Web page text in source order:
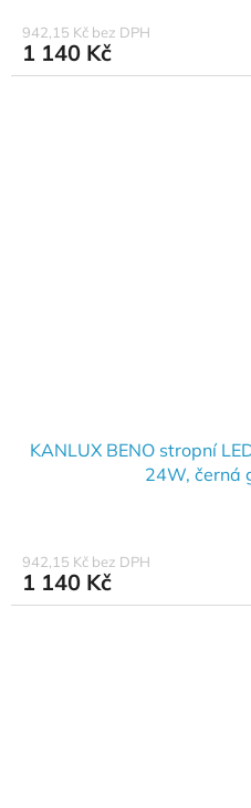
942,15 Kč bez DPH
1 140 Kč
KANLUX BENO stropní
24W, černá
942,15 Kč bez DPH
1 140 Kč